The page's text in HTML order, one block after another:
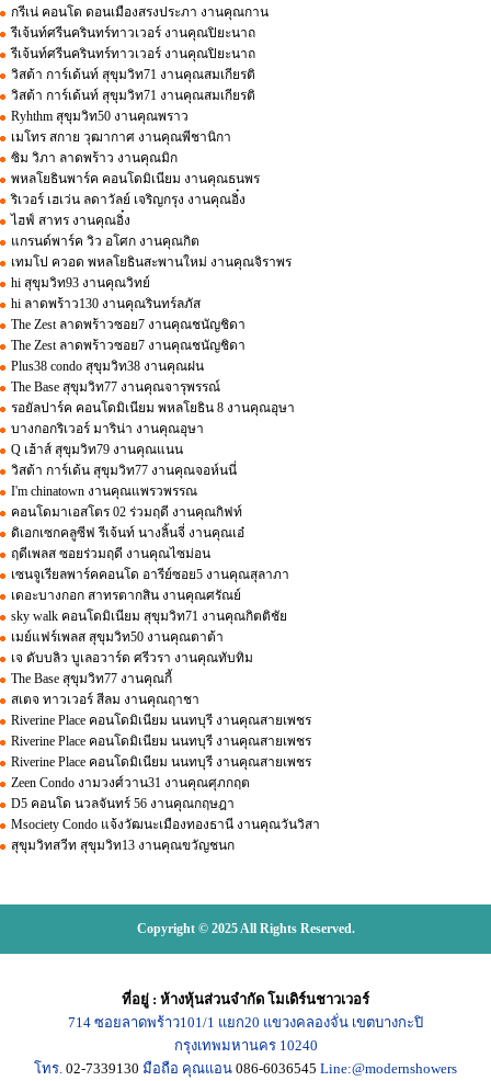
กรีเน่ คอนโด ดอนเมืองสรงประภา งานคุณกาน
รีเจ้นท์ศรีนครินทร์ทาวเวอร์ งานคุณปิยะนาถ
รีเจ้นท์ศรีนครินทร์ทาวเวอร์ งานคุณปิยะนาถ
วิสต้า การ์เด้นท์ สุขุมวิท71 งานคุณสมเกียรติ
วิสต้า การ์เด้นท์ สุขุมวิท71 งานคุณสมเกียรติ
Ryhthm สุขุมวิท50 งานคุณพราว
เมโทร สกาย วุฒากาศ งานคุณพีชานิกา
ซิม วิภา ลาดพร้าว งานคุณมิก
พหลโยธินพาร์ค คอนโดมิเนียม งานคุณธนพร
ริเวอร์ เฮเว่น ลดาวัลย์ เจริญกรุง งานคุณอิ๋ง
ไฮฟ์ สาทร งานคุณอิ๋ง
แกรนด์พาร์ค วิว อโศก งานคุณกิต
เทมโป ควอด พหลโยธินสะพานใหม่ งานคุณจิราพร
hi สุขุมวิท93 งานคุณวิทย์
hi ลาดพร้าว130 งานคุณรินทร์ลภัส
The Zest ลาดพร้าวซอย7 งานคุณชนัญชิดา
The Zest ลาดพร้าวซอย7 งานคุณชนัญชิดา
Plus38 condo สุขุมวิท38 งานคุณฝน
The Base สุขุมวิท77 งานคุณจารุพรรณ์
รอยัลปาร์ค คอนโดมิเนียม พหลโยธิน 8 งานคุณอุษา
บางกอกริเวอร์ มาริน่า งานคุณอุษา
Q เฮ้าส์ สุขุมวิท79 งานคุณแนน
วิสต้า การ์เด้น สุขุมวิท77 งานคุณจอห์นนี่
I'm chinatown งานคุณแพรวพรรณ
คอนโดมาเอสโตร 02 ร่วมฤดี งานคุณกิฟท์
ดิเอกเซกคลูซีฟ รีเจ้นท์ นางลิ้นจี่ งานคุณเอ๋
ฤดีเพลส ซอยร่วมฤดี งานคุณไซม่อน
เซนจูเรียลพาร์คคอนโด อารีย์ซอย5 งานคุณสุลาภา
เดอะบางกอก สาทรตากสิน งานคุณศรัณย์
sky walk คอนโดมิเนียม สุขุมวิท71 งานคุณกิตติชัย
เมย์แฟร์เพลส สุขุมวิท50 งานคุณตาต้า
เจ ดับบลิว บูเลอวาร์ด ศรีวรา งานคุณทับทิม
The Base สุขุมวิท77 งานคุณกี้
สเตจ ทาวเวอร์ สีลม งานคุณฤาชา
Riverine Place คอนโดมิเนียม นนทบุรี งานคุณสายเพชร
Riverine Place คอนโดมิเนียม นนทบุรี งานคุณสายเพชร
Riverine Place คอนโดมิเนียม นนทบุรี งานคุณสายเพชร
Zeen Condo งามวงศ์วาน31 งานคุณศุภกฤต
D5 คอนโด นวลจันทร์ 56 งานคุณกฤษฎา
Msociety Condo แจ้งวัฒนะเมืองทองธานี งานคุณวันวิสา
สุขุมวิทสวีท สุขุมวิท13 งานคุณขวัญชนก
Copyright © 2025 All Rights Reserved.
ที่อยู่ : ห้างหุ้นส่วนจำกัด โมเดิร์นชาวเวอร์
714 ซอยลาดพร้าว101/1 แยก20 แขวงคลองจั่น เขตบางกะปิ
กรุงเทพมหานคร 10240
โทร. 02-7339130 มือถือ คุณแอน 086-6036545 Line:@modernshowers